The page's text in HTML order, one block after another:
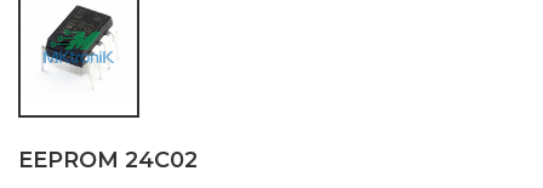
EEPROM 24C02